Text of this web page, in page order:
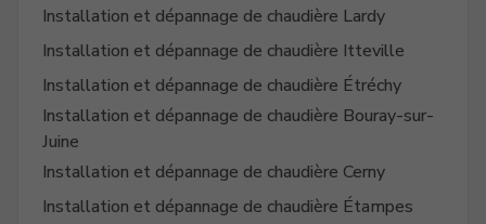
Installation et dépannage de chaudière Lardy
Installation et dépannage de chaudière Itteville
Installation et dépannage de chaudière Étréchy
Installation et dépannage de chaudière Bouray-sur-
Juine
Installation et dépannage de chaudière Cerny
Installation et dépannage de chaudière Étampes